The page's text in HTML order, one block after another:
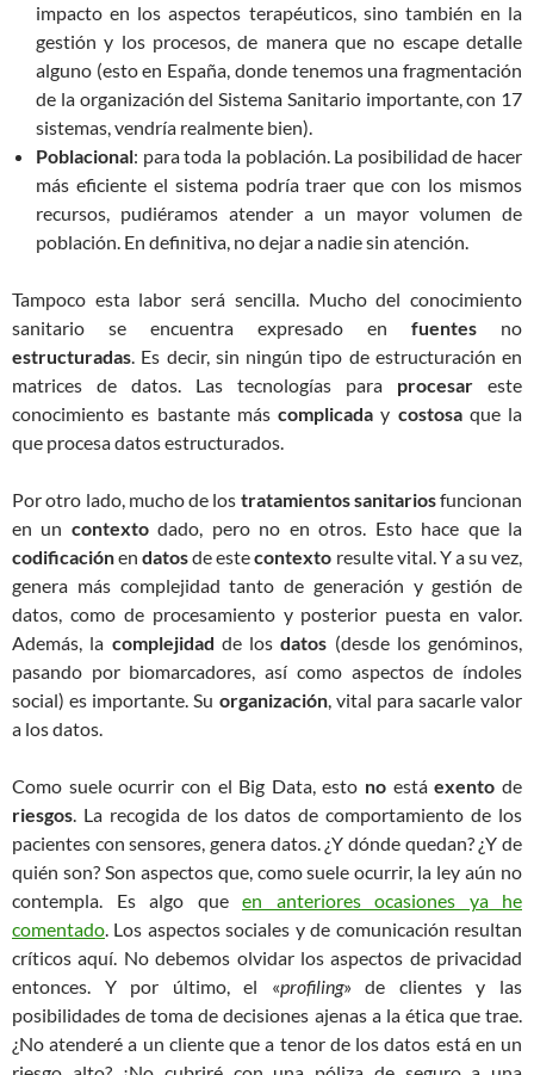
impacto en los aspectos terapéuticos, sino también en la
gestión y los procesos, de manera que no escape detalle
alguno (esto en España, donde tenemos una fragmentación
de la organización del Sistema Sanitario importante, con 17
sistemas, vendría realmente bien).
Poblacional: para toda la población. La posibilidad de hacer
más eficiente el sistema podría traer que con los mismos
recursos, pudiéramos atender a un mayor volumen de
población. En definitiva, no dejar a nadie sin atención.
Tampoco esta labor será sencilla. Mucho del conocimiento
sanitario se encuentra expresado en fuentes no
estructuradas. Es decir, sin ningún tipo de estructuración en
matrices de datos. Las tecnologías para procesar este
conocimiento es bastante más complicada y costosaque la
que procesa datos estructurados.
Por otro lado, mucho de los tratamientossanitariosfuncionan
en un contextodado, pero no en otros. Esto hace que la
codificaciónendatosde estecontexto resulte vital. Y a su vez,
genera más complejidad tanto de generación y gestión de
datos, como de procesamiento y posterior puesta en valor.
Además, la complejidad de losdatos (desde los genóminos,
pasando por biomarcadores, así como aspectos de índoles
social) es importante. Su organización, vital para sacarle valor
a los datos.
Como suele ocurrir con el Big Data, esto no estáexento de
riesgos. La recogida de los datos de comportamiento de los
pacientes con sensores, genera datos. ¿Y dónde quedan? ¿Y de
quién son? Son aspectos que, como suele ocurrir, la ley aún no
contempla. Es algo que en anteriores ocasiones ya he
comentado. Los aspectos sociales y de comunicación resultan
críticos aquí. No debemos olvidar los aspectos de privacidad
entonces. Y por último, el «profiling» de clientes y las
posibilidades de toma de decisiones ajenas a la ética que trae.
¿No atenderé a un cliente que a tenor de los datos está en un